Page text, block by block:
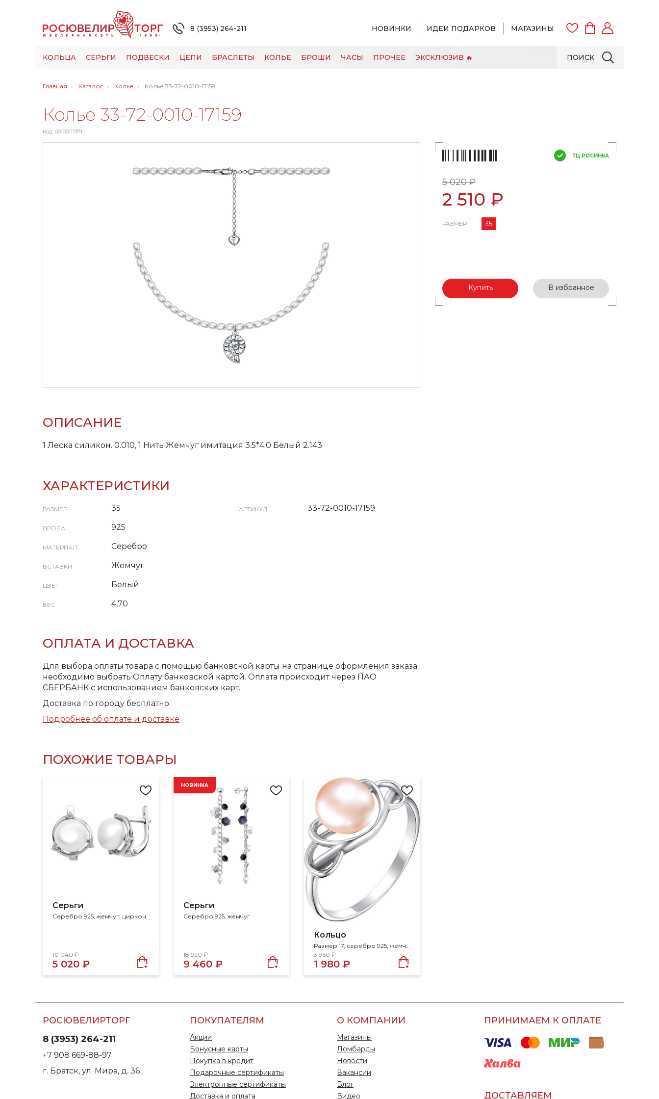
8 (3953) 264-211 НОВИНКИ ИДЕИ ПОДАРКОВ МАГАЗИНЫ
ПОИСК
КОЛЬЦА СЕРЬГИ ПОДВЕСКИ ЦЕПИ БРАСЛЕТЫ КОЛЬЕ БРОШИ ЧАСЫ ПРОЧЕЕ ЭКСКЛЮЗИВ 🔥
Главная Каталог Колье Колье 33-72-0010-17159
Колье 33-72-0010-17159
Код: 00-00111971
ОПИСАНИЕ
1 Леска силикон. 0.010, 1 Нить Жемчуг имитация 3.5*4.0 Белый 2.143
ХАРАКТЕРИСТИКИ
РАЗМЕР 35
ПРОБА 925
МАТЕРИАЛ Серебро
ВСТАВКИ Жемчуг
ЦВЕТ Белый
ВЕС 4,70
АРТИКУЛ 33-72-0010-17159
ОПЛАТА И ДОСТАВКА
Для выбора оплаты товара с помощью банковской карты на странице оформления заказа
необходимо выбрать Оплату банковской картой. Оплата происходит через ПАО
СБЕРБАНК с использованием банковских карт.
Доставка по городу бесплатно.
Подробнее об оплате и доставке
ПОХОЖИЕ ТОВАРЫ
Серьги
Серебро 925, жемчуг, циркон
10 040 ₽
5 020 ₽
Серьги
Серебро 925, жемчуг
НОВИНКА
18 920 ₽
9 460 ₽
Кольцо
3 960 ₽
1 980 ₽
ТЦ РОСИНКА
5 020 ₽
2 510 ₽
РАЗМЕР 35
Купить В избранное
РОСЮВЕЛИРТОРГ
8 (3953) 264-211
+7 908 669-88-97
г. Братск, ул. Мира, д. 36
ПОКУПАТЕЛЯМ
Акции
Бонусные карты
Покупка в кредит
Подарочные сертификаты
Электронные сертификаты
Доставка и оплата
О КОМПАНИИ
Магазины
Ломбарды
Новости
Вакансии
Блог
Видео
ПРИНИМАЕМ К ОПЛАТЕ
ДОСТАВЛЯЕМ